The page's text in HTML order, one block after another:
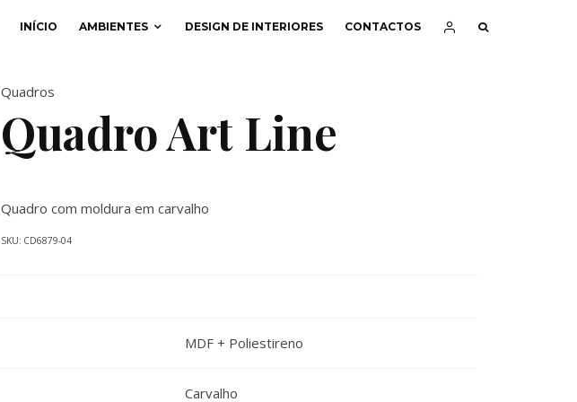
INÍCIO AMBIENTES DESIGN DE INTERIORES CONTACTOS
Quadros
Quadro Art Line
Quadro com moldura em carvalho
SKU: CD6879-04
MDF + Poliestireno
Carvalho